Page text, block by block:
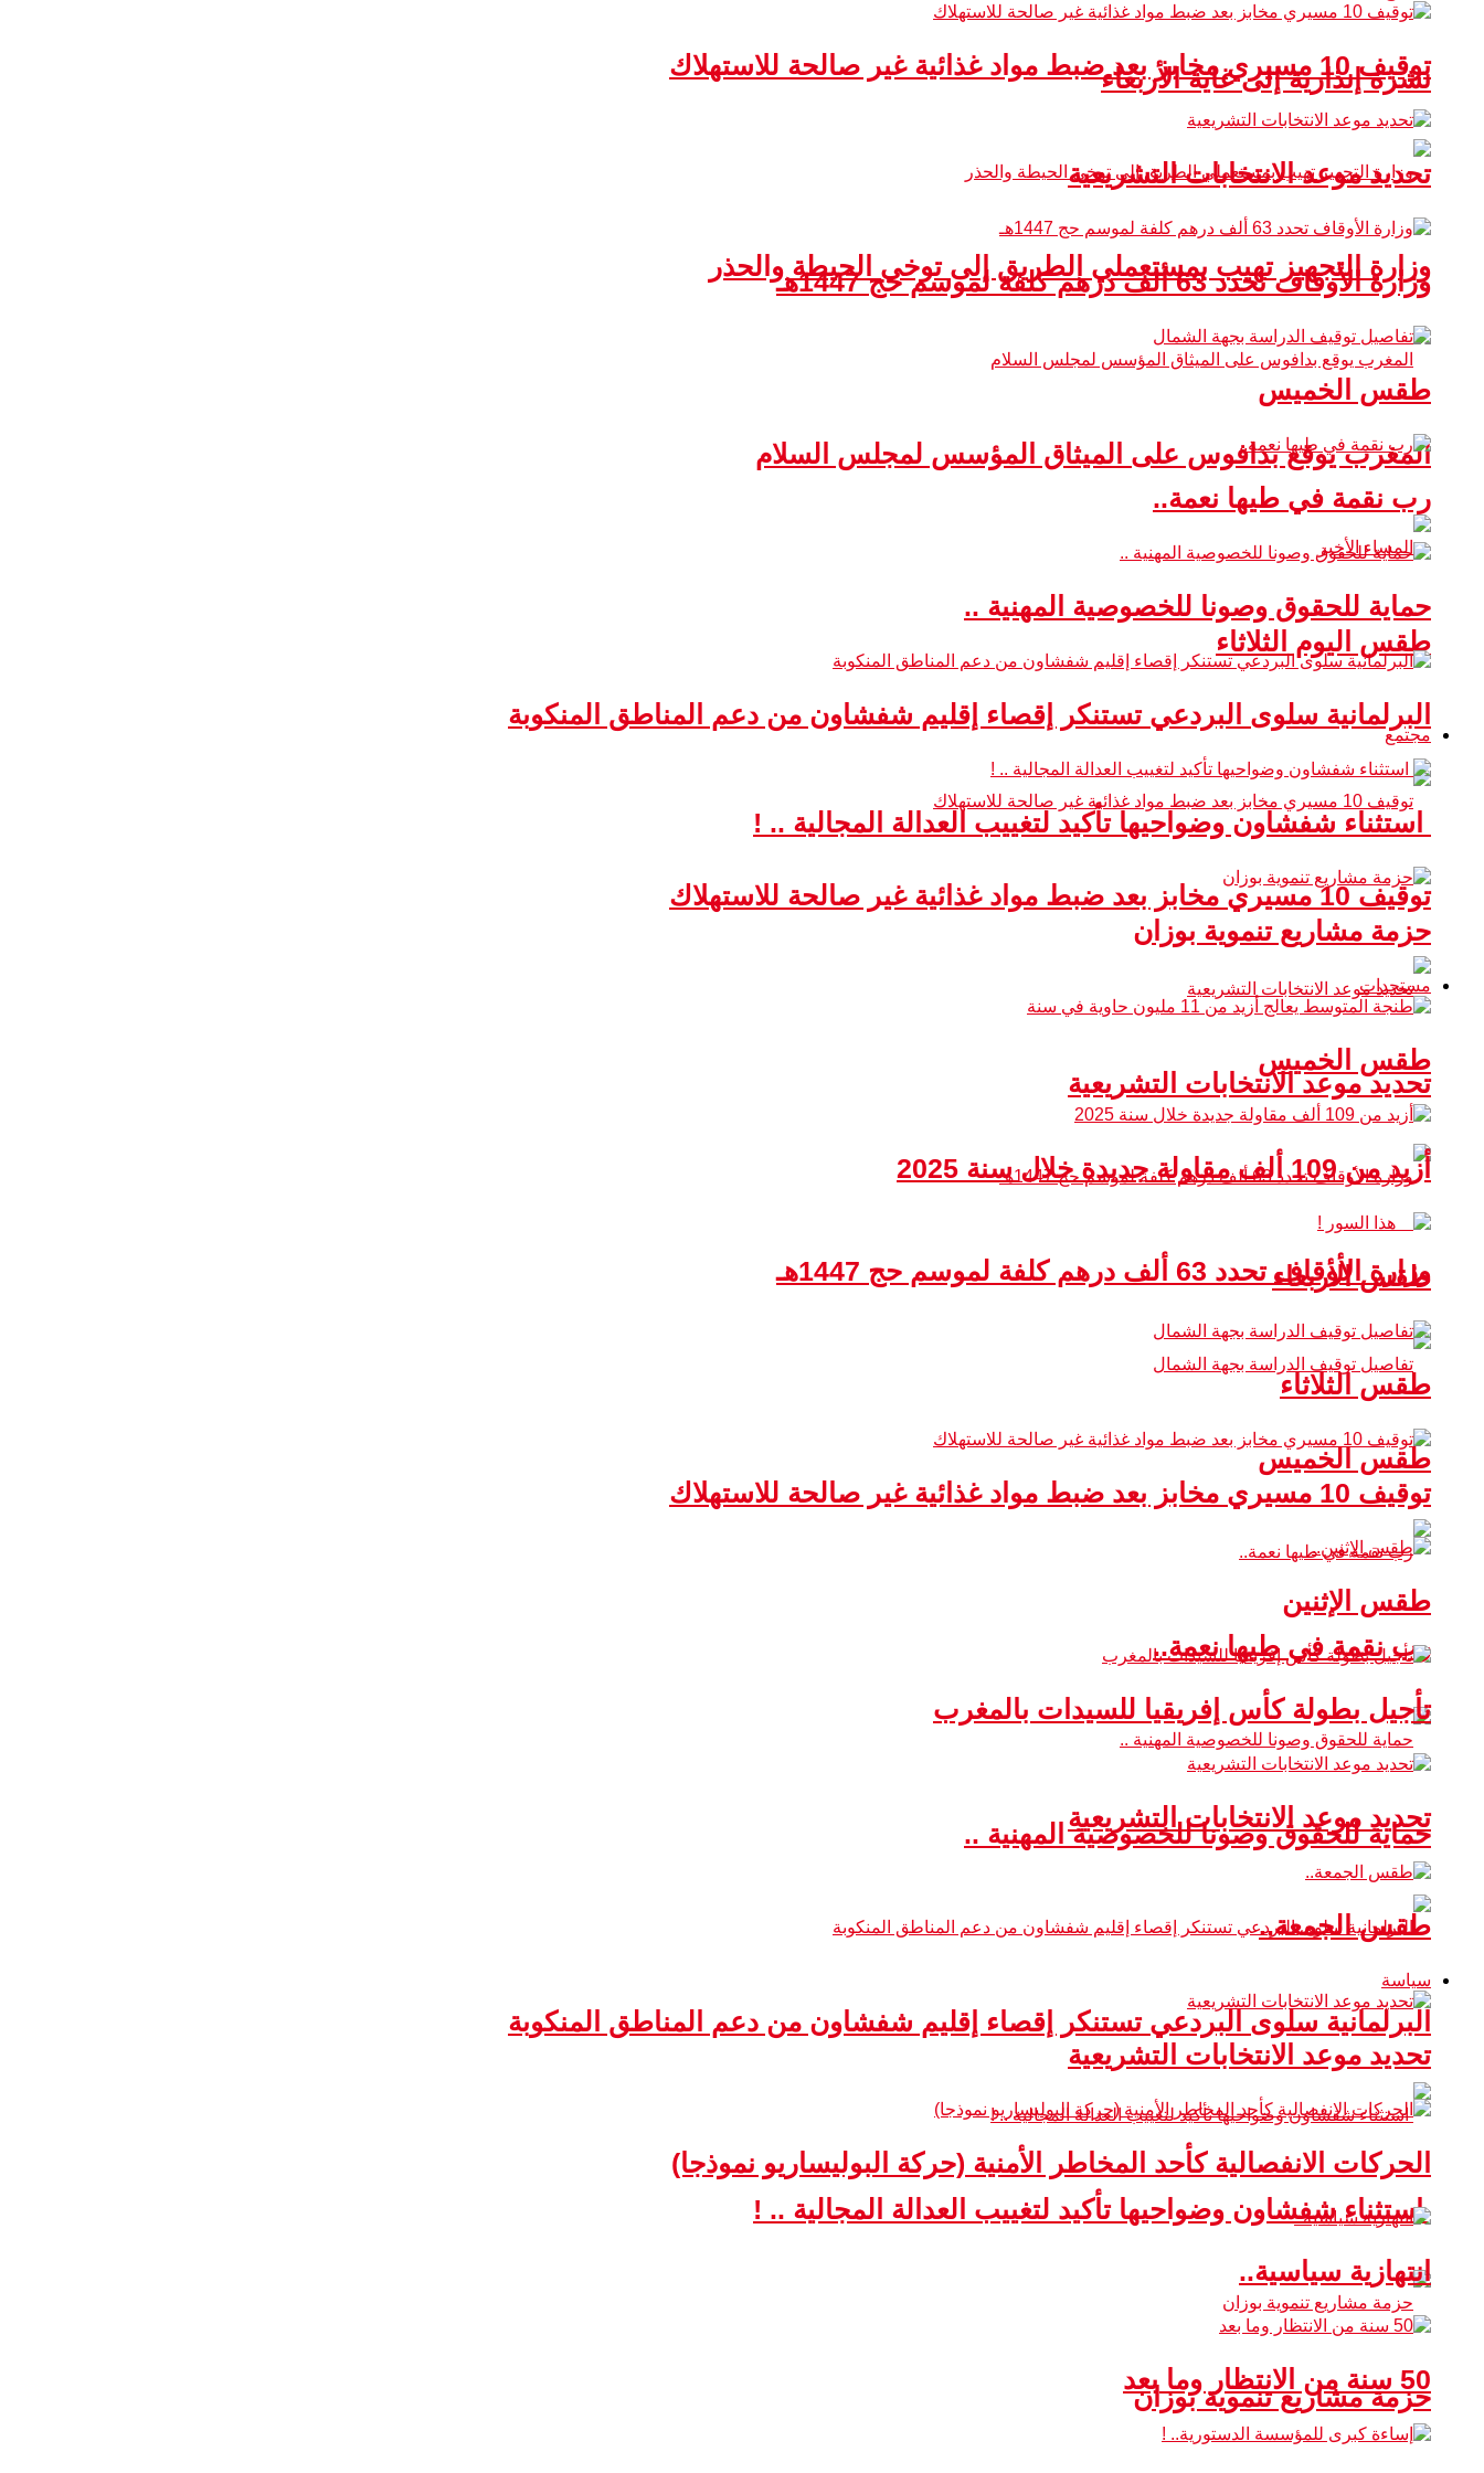
نشرة إنذارية إلى غاية الأربعاء
وزارة التجهيز تهيب بمستعملي الطريق إلى توخي الحيطة والحذر
المغرب يوقع بدافوس على الميثاق المؤسس لمجلس السلام
طقس اليوم الثلاثاء
مجتمع
توقيف 10 مسيري مخابز بعد ضبط مواد غذائية غير صالحة للاستهلاك
تحديد موعد الانتخابات التشريعية
وزارة الأوقاف تحدد 63 ألف درهم كلفة لموسم حج 1447هـ
طقس الخميس
رب نقمة في طيها نعمة..
حماية للحقوق وصونا للخصوصية المهنية ..
البرلمانية سلوى البردعي تستنكر إقصاء إقليم شفشاون من دعم المناطق المنكوبة
استثناء شفشاون وضواحيها تأكيد لتغييب العدالة المجالية .. !
حزمة مشاريع تنموية بوزان
توقيف 10 مسيري مخابز بعد ضبط مواد غذائية غير صالحة للاستهلاك
تحديد موعد الانتخابات التشريعية
وزارة الأوقاف تحدد 63 ألف درهم كلفة لموسم حج 1447هـ
طقس الخميس
رب نقمة في طيها نعمة..
حماية للحقوق وصونا للخصوصية المهنية ..
البرلمانية سلوى البردعي تستنكر إقصاء إقليم شفشاون من دعم المناطق المنكوبة
استثناء شفشاون وضواحيها تأكيد لتغييب العدالة المجالية .. !
حزمة مشاريع تنموية بوزان
مستجدات
طقس الخميس
أزيد من 109 ألف مقاولة جديدة خلال سنة 2025
طقس الأربعاء
طقس الثلاثاء
توقيف 10 مسيري مخابز بعد ضبط مواد غذائية غير صالحة للاستهلاك
طقس الإثنين
تأجيل بطولة كأس إفريقيا للسيدات بالمغرب
تحديد موعد الانتخابات التشريعية
طقس الجمعة..
سياسة
تحديد موعد الانتخابات التشريعية
الحركات الانفصالية كأحد المخاطر الأمنية (حركة البوليساريو نموذجا)
انتهازية سياسية..
50 سنة من الانتظار وما بعد